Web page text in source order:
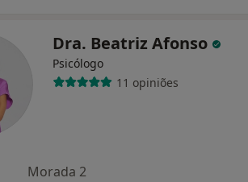
Dra. Beatriz Afonso
Psicólogo
11 opiniões
Morada 2